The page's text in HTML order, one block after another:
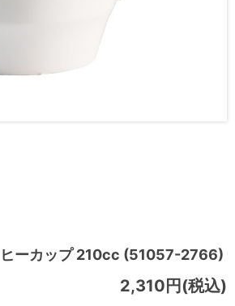
ヒーカップ 210cc (51057-2766)
2,310円(税込)